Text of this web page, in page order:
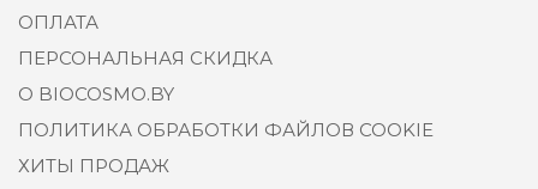
ОПЛАТА
ПЕРСОНАЛЬНАЯ СКИДКА
О BIOCOSMO.BY
ПОЛИТИКА ОБРАБОТКИ ФАЙЛОВ COOKIE
ХИТЫ ПРОДАЖ